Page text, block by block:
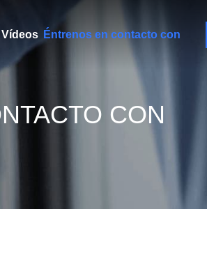
Vídeos Éntrenos en contacto con
CON